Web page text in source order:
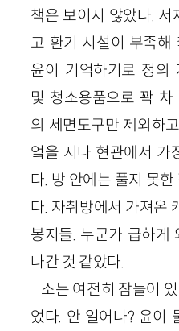
책은 보이지 않았다.
고 환기 시설이 부족해
윤이 기억하기로 정의
및 청소용품으로 꽉
의 세면도구만 제외하
엌을 지나 현관에서 가
다. 방 안에는 풀지 못
다. 자취방에서 가져온
봉지들. 누군가 급하게
나간 것 같았다.
소는 여전히 잠들어
었다. 안 일어나? 윤이